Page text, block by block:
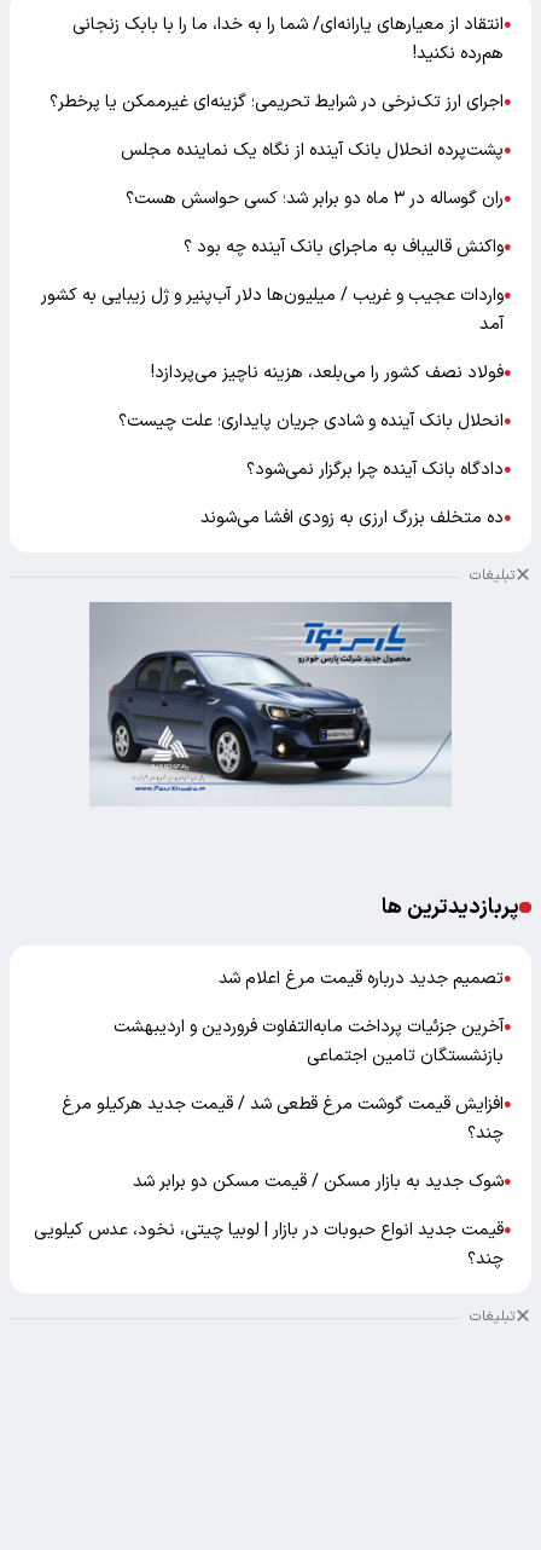
●انتقاد از معیارهای یارانه‌ای/ شما را به خدا، ما را با بابک زنجانی
هم‌رده نکنید!
●اجرای ارز تک‌نرخی در شرایط تحریمی؛ گزینه‌ای غیرممکن یا پرخطر؟
●پشت‌پرده انحلال بانک آینده از نگاه یک نماینده مجلس
●ران گوساله در ۳ ماه دو برابر شد؛ کسی حواسش هست؟
●واکنش قالیباف به ماجرای بانک آینده چه بود ؟
●واردات عجیب و غریب / میلیون‌ها دلار آب‌پنیر و ژل زیبایی به کشور
آمد
●فولاد نصف کشور را می‌بلعد، هزینه ناچیز می‌پردازد!
●انحلال بانک آینده و شادی جریان پایداری؛ علت چیست؟
●دادگاه بانک آینده چرا برگزار نمی‌شود؟
●ده متخلف بزرگ ارزی به زودی افشا می‌شوند
تبلیغات
پربازدیدترین ها
●تصمیم جدید درباره قیمت مرغ اعلام شد
●آخرین جزئیات پرداخت مابه‌التفاوت فروردین و اردیبهشت
بازنشستگان تامین اجتماعی
●افزایش قیمت گوشت مرغ قطعی شد / قیمت جدید هرکیلو مرغ
چند؟
●شوک جدید به بازار مسکن / قیمت مسکن دو برابر شد
●قیمت جدید انواع حبوبات در بازار | لوبیا چیتی، نخود، عدس کیلویی
چند؟
تبلیغات